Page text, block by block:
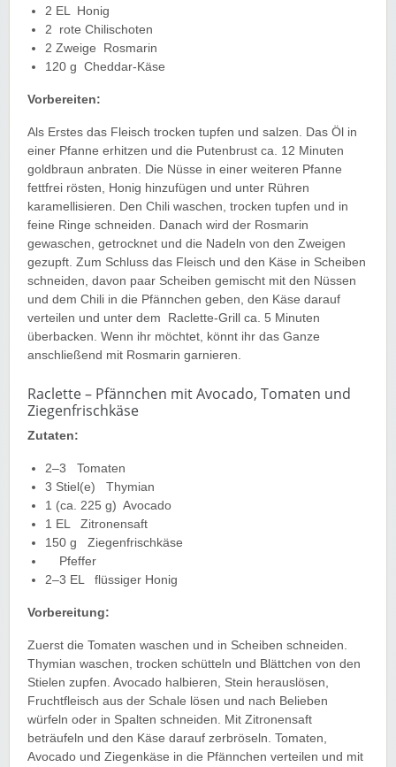
2 EL
Honig
2
rote Chilischoten
2 Zweige
Rosmarin
120 g Cheddar-Käse
Vorbereiten:
Als Erstes das Fleisch trocken tupfen und salzen. Das Öl in
einer Pfanne erhitzen und die Putenbrust ca. 12 Minuten
goldbraun anbraten. Die Nüsse in einer weiteren Pfanne
fettfrei rösten, Honig hinzufügen und unter Rühren
karamellisieren. Den Chili waschen, trocken tupfen und in
feine Ringe schneiden. Danach wird der Rosmarin
gewaschen, getrocknet und die Nadeln von den Zweigen
gezupft. Zum Schluss das Fleisch und den Käse in Scheiben
schneiden, davon paar Scheiben gemischt mit den Nüssen
und dem Chili in die Pfännchen geben, den Käse darauf
verteilen und unter dem Raclette-Grill ca. 5 Minuten
überbacken. Wenn ihr möchtet, könnt ihr das Ganze
anschließend mit Rosmarin garnieren.
Raclette – Pfännchen mit Avocado, Tomaten und
Ziegenfrischkäse
Zutaten:
2–3
Tomaten
3 Stiel(e) Thymian
1 (ca. 225 g) Avocado
1
EL Zitronensaft
150 g Ziegenfrischkäse
Pfeffer
2–3 EL flüssiger Honig
Vorbereitung:
Zuerst die Tomaten waschen und in Scheiben schneiden.
Thymian waschen, trocken schütteln und Blättchen von den
Stielen zupfen. Avocado halbieren, Stein herauslösen,
Fruchtfleisch aus der Schale lösen und nach Belieben
würfeln oder in Spalten schneiden. Mit Zitronensaft
beträufeln und den Käse darauf zerbröseln. Tomaten,
Avocado und Ziegenkäse in die Pfännchen verteilen und mit